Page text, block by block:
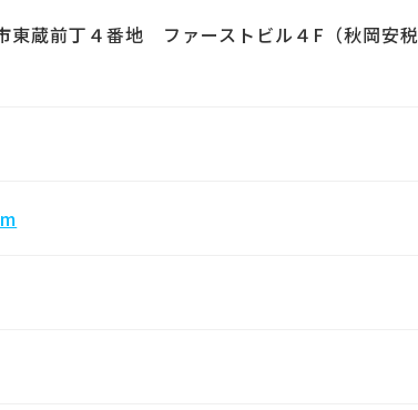
蔵前丁４番地 ファーストビル４F（秋岡安税